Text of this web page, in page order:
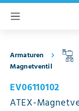
springen
Armaturen
Magnetventil
EV06110102
ATEX-